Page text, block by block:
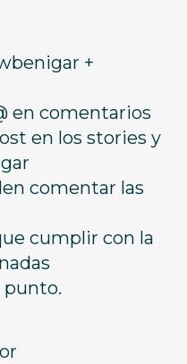
+
en comentarios
en los stories y
comentar las
cumplir con la